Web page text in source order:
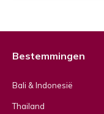
Bestemmingen
Bali & Indonesië
Thailand